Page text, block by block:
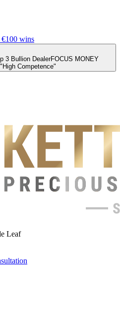
wins
3 Bullion DealerFOCUS MONEY
Competence"
Leaf